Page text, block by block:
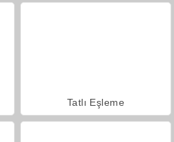
Tatlı Eşleme